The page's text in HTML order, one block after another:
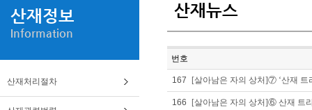
산재정보
Information
산재처리절차
산재뉴스
번호
167 [살아남은 자의 상처]⑦ ‘산재 트
166 [살아남은 자의 상처]⑥ 산재 트